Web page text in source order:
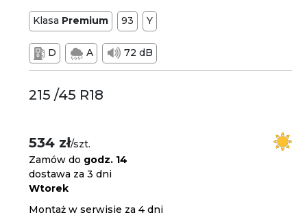
Klasa Premium 93 Y
D A 72 dB
215 /45 R18
534 zł/szt.
Zamów do godz. 14
dostawa za 3 dni
Wtorek
Montaż w serwisie za 4 dni